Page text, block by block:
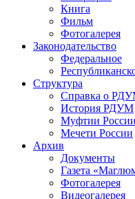
Книга
Фильм
Фотогалерея
Законодательство
Федеральное
Структура
Справка о
История РДУМ
Муфтии России
Мечети России
Архив
Документы
Газета
Фотогалерея
Видеогалерея